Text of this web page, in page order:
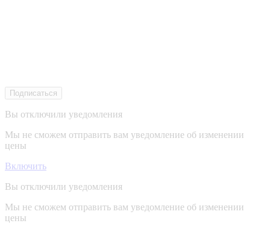
Подписаться
Вы отключили уведомления
Мы не сможем отправить вам уведомление об изменении
цены
Включить
Вы отключили уведомления
Мы не сможем отправить вам уведомление об изменении
цены